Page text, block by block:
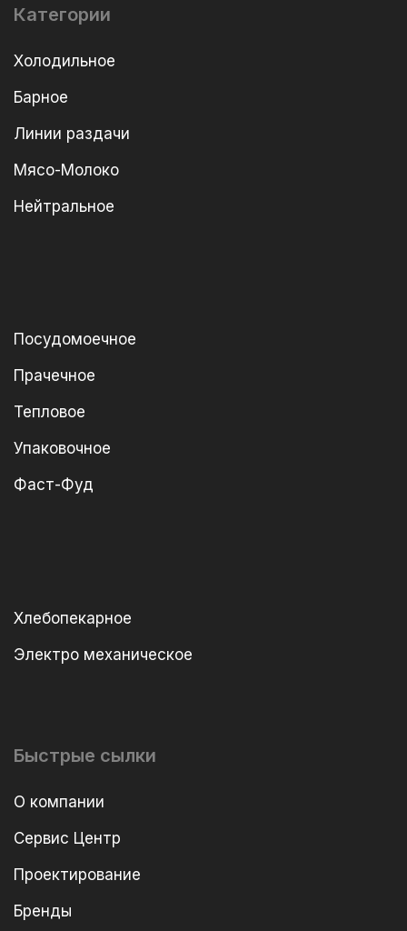
Категории
Холодильное
Барное
Линии раздачи
Мясо-Молоко
Нейтральное
Посудомоечное
Прачечное
Тепловое
Упаковочное
Фаст-Фуд
Хлебопекарное
Электро механическое
Быстрые сылки
О компании
Сервис Центр
Проектирование
Бренды